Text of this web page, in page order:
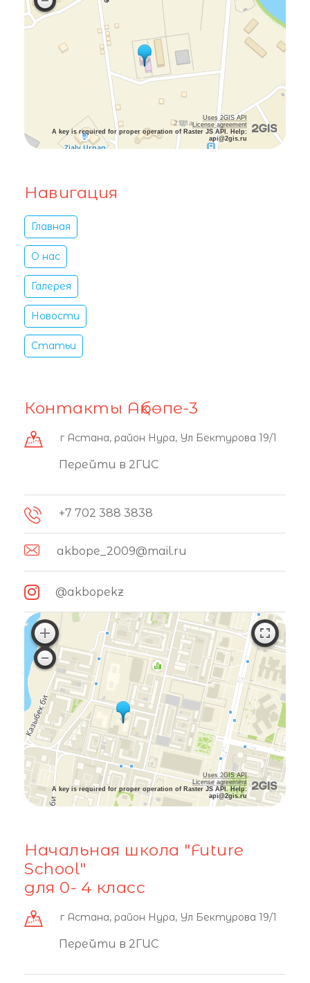
Uses 2GIS API
License agreement
A key is required for proper operation of Raster JS API. Help:
api@2gis.ru
Навигация
Главная
О нас
Галерея
Новости
Статьи
Контакты Ақбөпе-3
г Астана, район Нура, Ул Бектурова 19/1
Перейти в 2ГИС
+7 702 388 3838
akbope_2009@mail.ru
@akbopekz
Uses 2GIS API
License agreement
A key is required for proper operation of Raster JS API. Help:
api@2gis.ru
Начальная школа "Future
School"
для 0- 4 класс
г Астана, район Нура, Ул Бектурова 19/1
Перейти в 2ГИС